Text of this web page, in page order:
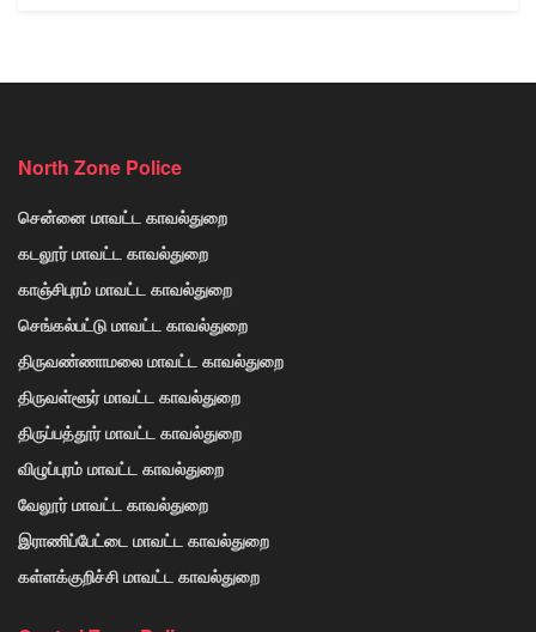
North Zone Police
சென்னை மாவட்ட காவல்துறை
கடலூர் மாவட்ட காவல்துறை
காஞ்சிபுரம் மாவட்ட காவல்துறை
செங்கல்பட்டு மாவட்ட காவல்துறை
திருவண்ணாமலை மாவட்ட காவல்துறை
திருவள்ளூர் மாவட்ட காவல்துறை
திருப்பத்தூர் மாவட்ட காவல்துறை
விழுப்புரம் மாவட்ட காவல்துறை
வேலூர் மாவட்ட காவல்துறை
இராணிப்பேட்டை மாவட்ட காவல்துறை
கள்ளக்குறிச்சி மாவட்ட காவல்துறை